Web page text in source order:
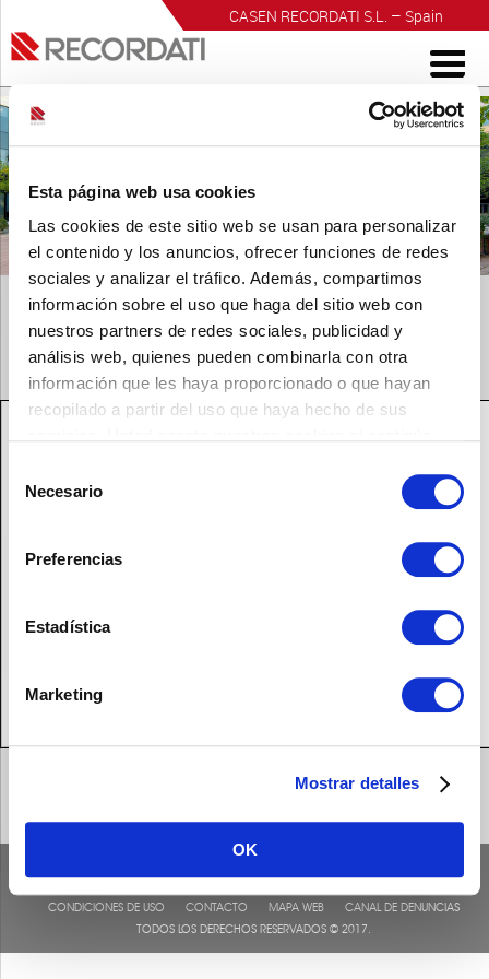
Esta página web usa cookies
Las cookies de este sitio web se usan para personalizar
el contenido y los anuncios, ofrecer funciones de redes
sociales y analizar el tráfico. Además, compartimos
información sobre el uso que haga del sitio web con
nuestros partners de redes sociales, publicidad y
análisis web, quienes pueden combinarla con otra
información que les haya proporcionado o que hayan
recopilado a partir del uso que haya hecho de sus
Necesario
Preferencias
Estadística
Marketing
Mostrar detalles
OK
CASEN RECORDATI S.L. – Spain
TRANSFERENCIAS DE VALOR 2015
CONDICIONES DE USO CONTACTO MAPA WEB
CANAL DE DENUNCIAS
TODOS LOS DERECHOS RESERVADOS © 2017.